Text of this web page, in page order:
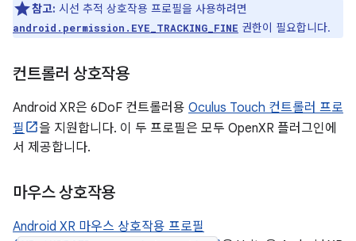
참고: 시선 추적 상호작용 프로필을 사용하려면
android.permission.EYE_TRACKING_FINE 권한이 필요합니다.
컨트롤러 상호작용
Android XR은 6DoF 컨트롤러용 Oculus Touch 컨트롤러 프로
필
을 지원합니다. 이 두 프로필은 모두 OpenXR 플러그인에
서 제공합니다.
마우스 상호작용
Android XR 마우스 상호작용 프로필